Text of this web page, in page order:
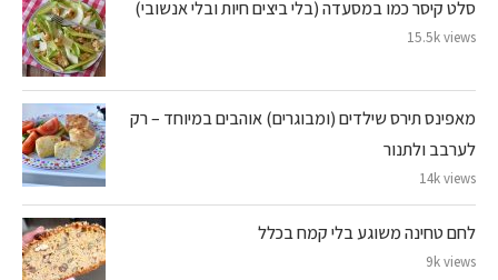
סלט קיסר כמו במסעדה (בלי ביצים חיות ובלי אנשובי)
15.5k views
מאפינס תירס שילדים (ומבוגרים) אוהבים במיוחד – רק
לערבב ולתנור
14k views
לחם טחינה משוגע בלי קמח בכלל
9k views